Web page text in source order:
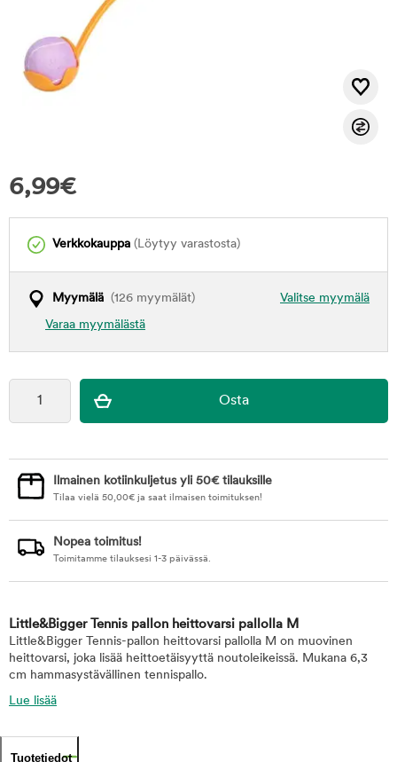
6,99€
Verkkokauppa (Löytyy varastosta)
Valitse myymälä
Myymälä (126 myymälät)
Varaa myymälästä
Ilmainen kotiinkuljetus yli 50€ tilauksille
Tilaa vielä 50,00€ ja saat ilmaisen toimituksen!
Nopea toimitus!
Toimitamme tilauksesi 1-3 päivässä.
Little&Bigger Tennis pallon heittovarsi pallolla M
Little&Bigger Tennis-pallon heittovarsi pallolla M on muovinen
heittovarsi, joka lisää heittoetäisyyttä noutoleikeissä. Mukana 6,3
cm hammasystävällinen tennispallo.
Lue lisää
Tuotetiedot